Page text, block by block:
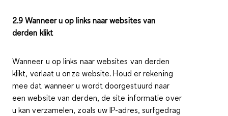
2.9 Wanneer u op links naar websites van
derden klikt
Wanneer u op links naar websites van derden
klikt, verlaat u onze website. Houd er rekening
mee dat wanneer u wordt doorgestuurd naar
een website van derden, de site informatie over
u kan verzamelen, zoals uw IP-adres, surfgedrag